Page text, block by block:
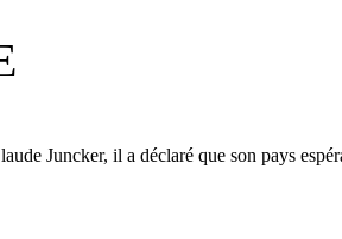
Juncker, il a déclaré que son pays